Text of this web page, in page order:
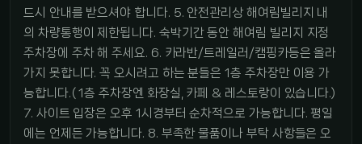
드시 안내를 받으셔야 합니다. 5. 안전관리상 해여림빌리지 내
의 차량통행이 제한됩니다. 숙박기간 동안 해여림 빌리지 지정
주차장에 주차 해 주세요. 6. 카라반/트레일러/캠핑카등은 올라
가지 못합니다. 꼭 오시려고 하는 분들은 1층 주차장만 이용 가
능합니다.( 1층 주차장엔 화장실, 카페 & 레스토랑이 있습니다.)
7. 사이트 입장은 오후 1시경부터 순차적으로 가능합니다. 평일
에는 언제든 가능합니다. 8. 부족한 물품이나 부탁 사항들은 오